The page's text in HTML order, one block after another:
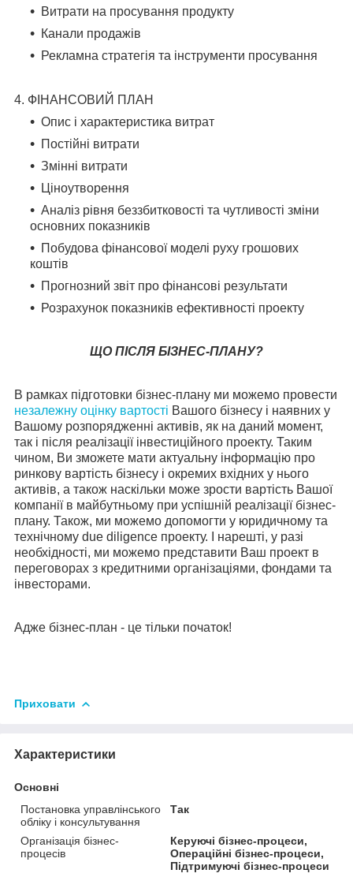
Витрати на просування продукту
Канали продажів
Рекламна стратегія та інструменти просування
4. ФІНАНСОВИЙ ПЛАН
Опис і характеристика витрат
Постійні витрати
Змінні витрати
Ціноутворення
Аналіз рівня беззбитковості та чутливості зміни
основних показників
Побудова фінансової моделі руху грошових
коштів
Прогнозний звіт про фінансові результати
Розрахунок показників ефективності проекту
ЩО ПІСЛЯ БІЗНЕС-ПЛАНУ?
В рамках підготовки бізнес-плану ми можемо провести
незалежну оцінку вартості Вашого бізнесу і наявних у
Вашому розпорядженні активів, як на даний момент,
так і після реалізації інвестиційного проекту. Таким
чином, Ви зможете мати актуальну інформацію про
ринкову вартість бізнесу і окремих вхідних у нього
активів, а також наскільки може зрости вартість Вашої
компанії в майбутньому при успішній реалізації бізнес-
плану. Також, ми можемо допомогти у юридичному та
технічному due diligence проекту. І нарешті, у разі
необхідності, ми можемо представити Ваш проект в
переговорах з кредитними організаціями, фондами та
інвесторами.
Адже бізнес-план - це тільки початок!
Приховати
Характеристики
Основні
Постановка управлінського
обліку і консультування
Так
Організація бізнес-
процесів
Керуючі бізнес-процеси,
Операційні бізнес-процеси,
Підтримуючі бізнес-процеси